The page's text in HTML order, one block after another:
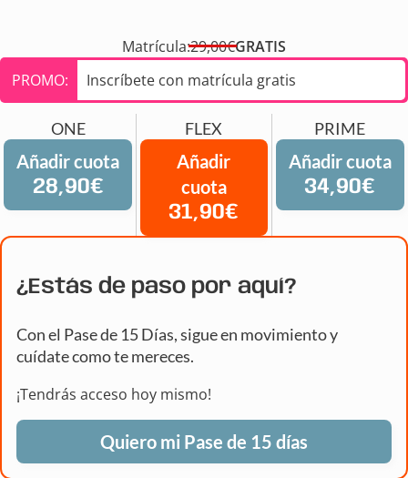
Matrícula:29,00€GRATIS
PROMO:
Inscríbete con matrícula gratis
ONE
Añadir cuota
28,90€
FLEX
Añadir
cuota
31,90€
PRIME
Añadir cuota
34,90€
¿Estás de paso por aquí?
Con el Pase de 15 Días, sigue en movimiento y
cuídate como te mereces.
¡Tendrás acceso hoy mismo!
Quiero mi Pase de 15 días